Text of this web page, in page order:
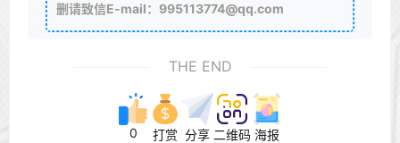
删请致信E-mail：995113774@qq.com
THE END
0 打赏 分享 二维码 海报